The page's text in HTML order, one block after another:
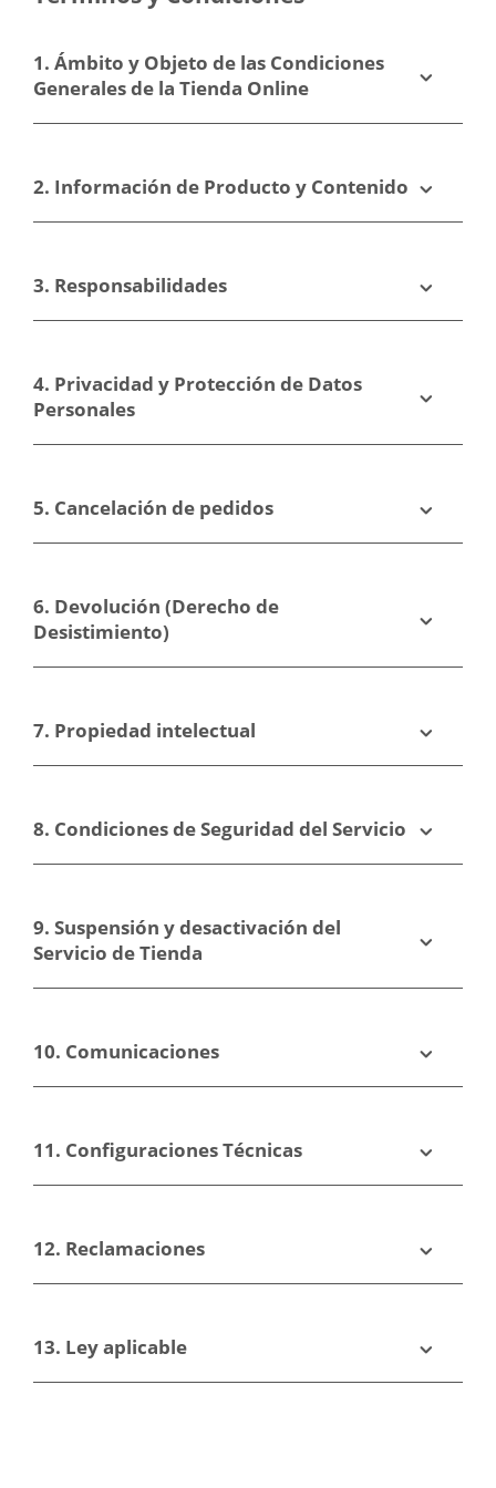
1. Ámbito y Objeto de las Condiciones
Generales de la Tienda Online
2. Información de Producto y Contenido
3. Responsabilidades
4. Privacidad y Protección de Datos
Personales
5. Cancelación de pedidos
6. Devolución (Derecho de
Desistimiento)
7. Propiedad intelectual
8. Condiciones de Seguridad del Servicio
9. Suspensión y desactivación del
Servicio de Tienda
10. Comunicaciones
11. Configuraciones Técnicas
12. Reclamaciones
13. Ley aplicable
Store
Store?